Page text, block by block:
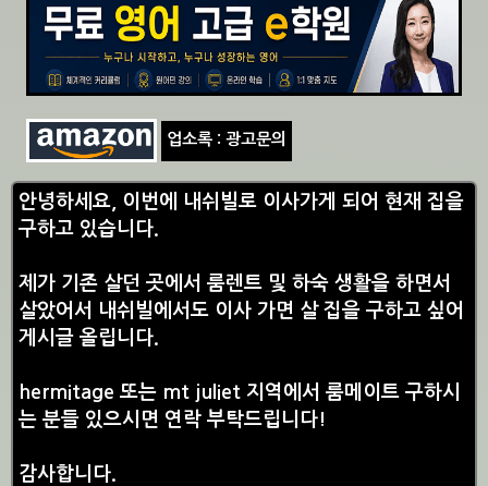
업소록 : 광고문의
안녕하세요, 이번에 내쉬빌로 이사가게 되어 현재 집을
구하고 있습니다.
제가 기존 살던 곳에서 룸렌트 및 하숙 생활을 하면서
살았어서 내쉬빌에서도 이사 가면 살 집을 구하고 싶어
게시글 올립니다.
hermitage 또는 mt juliet 지역에서 룸메이트 구하시
는 분들 있으시면 연락 부탁드립니다!
감사합니다.